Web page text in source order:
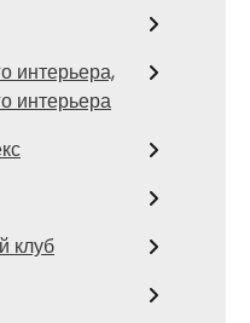
интерьера,
интерьера
клуб